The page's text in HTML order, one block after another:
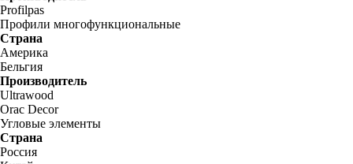
Profilpas
Профили многофункциональные
Страна
Америка
Бельгия
Производитель
Ultrawood
Orac Decor
Угловые элементы
Страна
Россия